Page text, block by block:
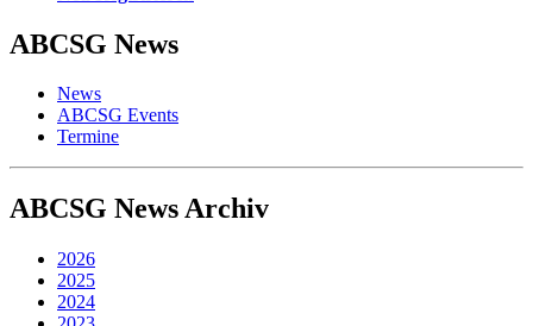
ABCSG News
News
ABCSG Events
Termine
ABCSG News Archiv
2026
2025
2024